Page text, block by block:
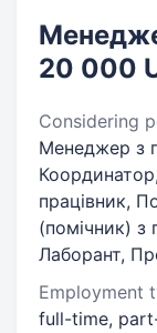
20 000
Considering
Менеджер з
працівник,
(помічник) з
Лаборант,
Employment
full-time,